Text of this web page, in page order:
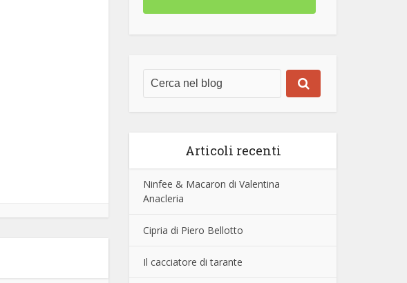
Articoli recenti
Ninfee & Macaron di Valentina
Anacleria
Cipria di Piero Bellotto
Il cacciatore di tarante